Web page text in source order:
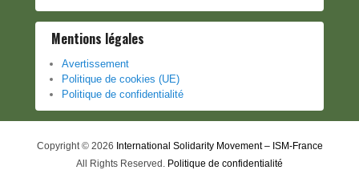
Mentions légales
Avertissement
Politique de cookies (UE)
Politique de confidentialité
Copyright © 2026 International Solidarity Movement – ISM-France
All Rights Reserved. Politique de confidentialité